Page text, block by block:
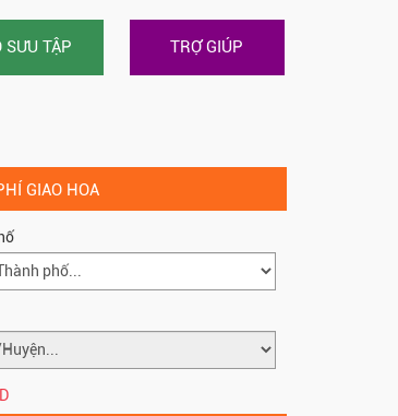
SƯU TẬP TRỢ GIÚP
GIAO HOA